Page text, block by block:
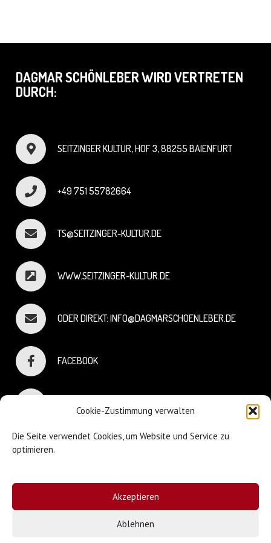
Cookie-Zustimmung verwalten
Die Seite verwendet Cookies, um Website und Service zu
optimieren.
Akzeptieren
Ablehnen
DAGMAR SCHÖNLEBER WIRD VERTRETEN
DURCH:
SEITZINGER KULTUR, HOF 3, 88255 BAIENFURT
+49 751 55782664
TS@SEITZINGER-KULTUR.DE
WWW.SEITZINGER-KULTUR.DE
ODER DIREKT: INFO@DAGMARSCHOENLEBER.DE
FACEBOOK
Sniffing Dog